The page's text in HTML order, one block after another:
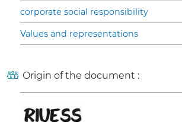
corporate social responsibility
Values and representations
Origin of the document :